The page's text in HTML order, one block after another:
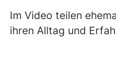
Im Video teilen
ihren Alltag und